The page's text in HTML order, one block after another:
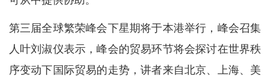
第三届全球繁荣峰会下星期将于本港举行，峰会召集
人叶刘淑仪表示，峰会的贸易环节将会探讨在世界秩
序变动下国际贸易的走势，讲者来自北京、上海、美